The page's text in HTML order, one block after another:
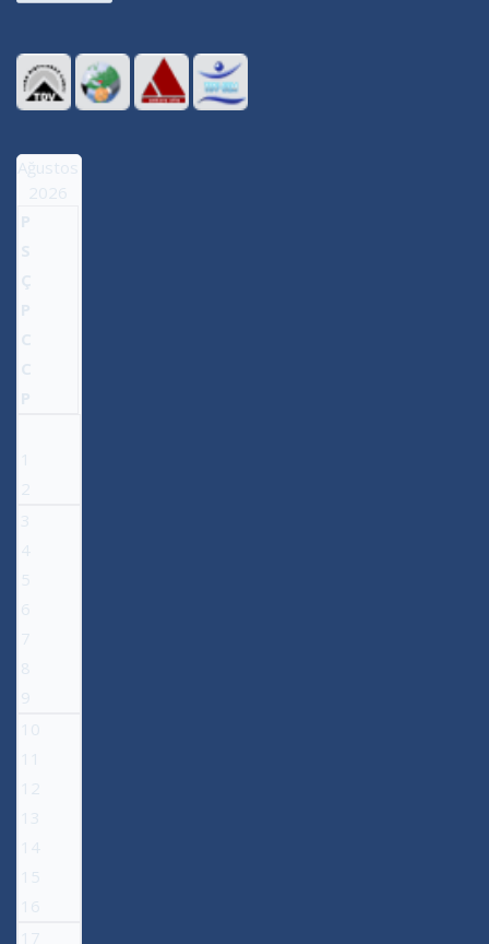
Ağustos
2026
P
S
Ç
P
C
C
P
1
2
3
4
5
6
7
8
9
10
11
12
13
14
15
16
17